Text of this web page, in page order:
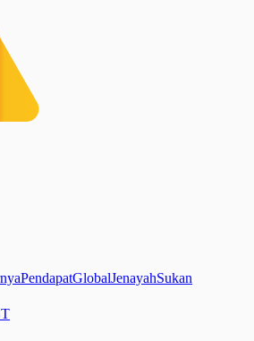
PendapatGlobalJenayahSukan